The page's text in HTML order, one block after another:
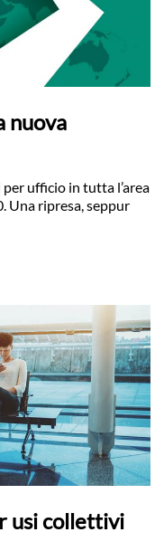
nuova
ufficio in tutta l’area
Una ripresa, seppur
usi collettivi